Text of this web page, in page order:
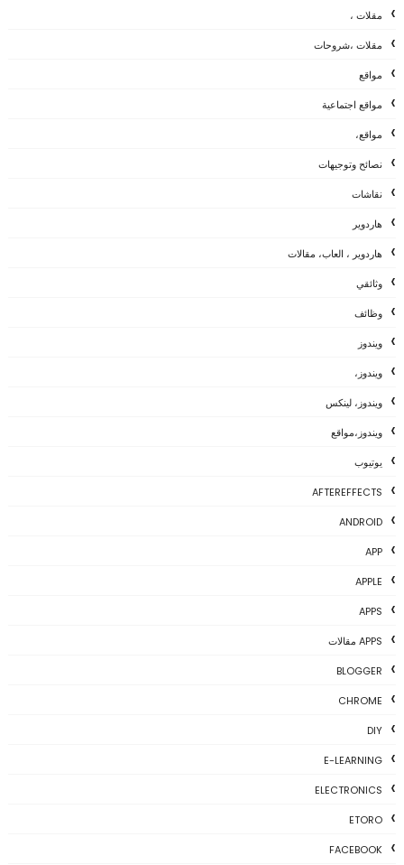
مقلات ،
مقلات ،شروحات
مواقع
مواقع اجتماعية
مواقع،
نصائح وتوجيهات
نقاشات
هاردوير
هاردوير ، العاب، مقالات
وثائقي
وظائف
ويندوز
ويندوز،
ويندوز، لينكس
ويندوز،مواقع
يوتيوب
AFTEREFFECTS
ANDROID
APP
APPLE
APPS
APPS مقالات
BLOGGER
CHROME
DIY
E-LEARNING
ELECTRONICS
ETORO
FACEBOOK